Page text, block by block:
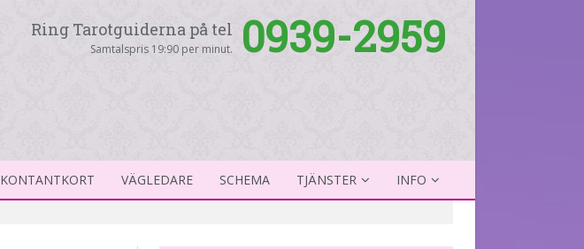
Ring Tarotguiderna på tel
Samtalspris 19:90 per minut. 0939-2959
KONTANTKORT VÄGLEDARE SCHEMA TJÄNSTER INFO